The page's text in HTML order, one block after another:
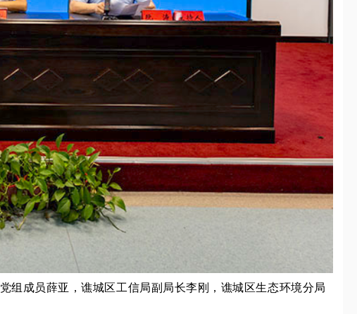
组成员薛亚，谯城区工信局副局长李刚，谯城区生态环境分局